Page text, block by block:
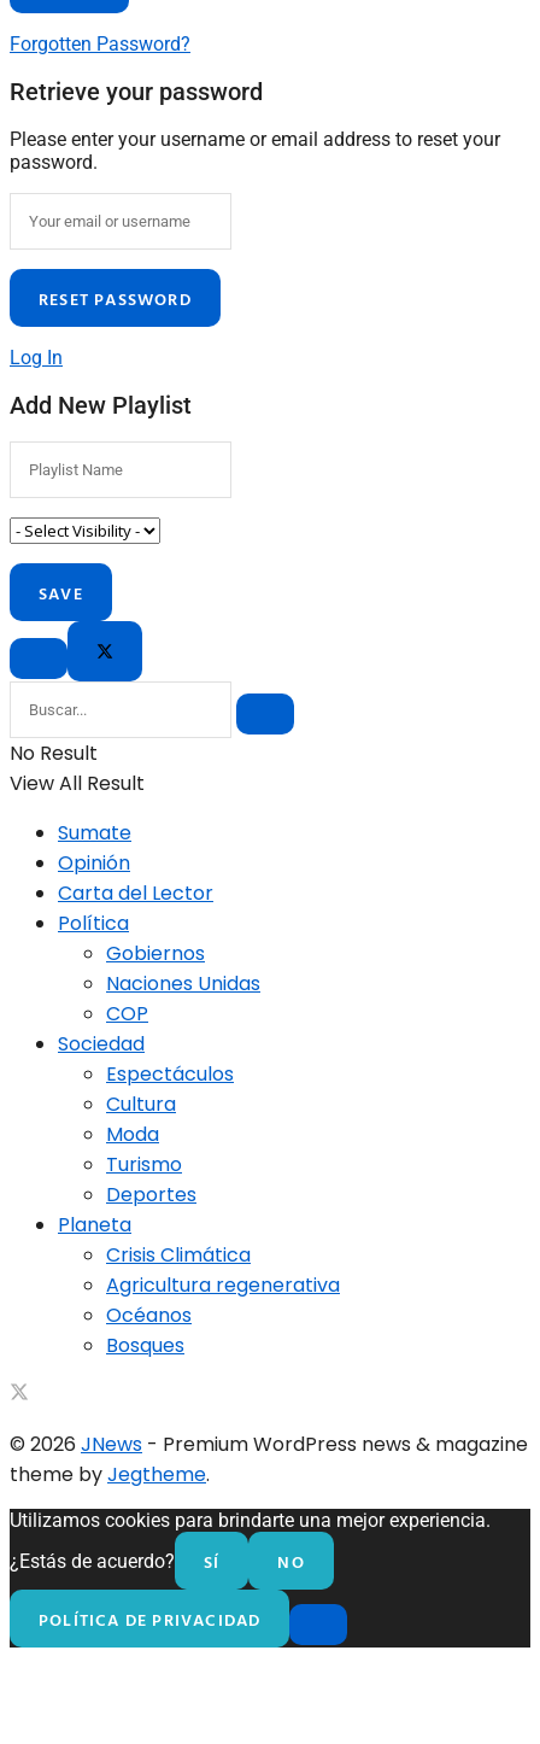
Forgotten Password?
Retrieve your password
Please enter your username or email address to reset your
password.
Log In
Add New Playlist
No Result
View All Result
Sumate
Opinión
Carta del Lector
Política
Gobiernos
Naciones Unidas
COP
Sociedad
Espectáculos
Cultura
Moda
Turismo
Deportes
Planeta
Crisis Climática
Agricultura regenerativa
Océanos
Bosques
© 2026 JNews - Premium WordPress news & magazine
theme byJegtheme.
Utilizamos cookies para brindarte una mejor experiencia.
¿Estás de acuerdo?
SÍ NO
POLÍTICA DE PRIVACIDAD